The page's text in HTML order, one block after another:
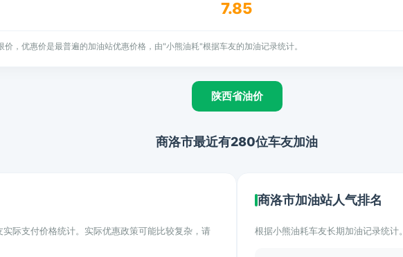
7.85
，优惠价是最普遍的加油站优惠价格，由"小熊油耗"根据车友的加油记录统计。
陕西省油价
商洛市最近有280位车友加油
际支付价格统计。实际优惠政策可能比较复杂，请
商洛市加油站人气排名
根据小熊油耗车友长期加油记录统计。